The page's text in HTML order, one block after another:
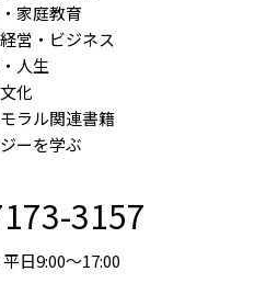
家庭教育
営・ビジネス
人生
化
ラル関連書籍
ーを学ぶ
3157
日9:00〜17:00